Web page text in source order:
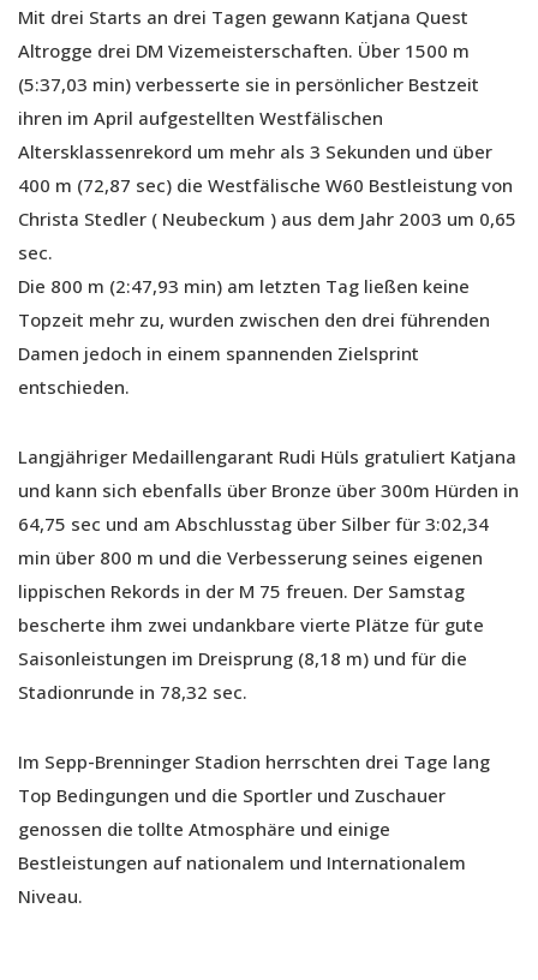
Mit drei Starts an drei Tagen gewann Katjana Quest
Altrogge drei DM Vizemeisterschaften. Über 1500 m
(5:37,03 min) verbesserte sie in persönlicher Bestzeit
ihren im April aufgestellten Westfälischen
Altersklassenrekord um mehr als 3 Sekunden und über
400 m (72,87 sec) die Westfälische W60 Bestleistung von
Christa Stedler ( Neubeckum ) aus dem Jahr 2003 um 0,65
sec.
Die 800 m (2:47,93 min) am letzten Tag ließen keine
Topzeit mehr zu, wurden zwischen den drei führenden
Damen jedoch in einem spannenden Zielsprint
entschieden.
Langjähriger Medaillengarant Rudi Hüls gratuliert Katjana
und kann sich ebenfalls über Bronze über 300m Hürden in
64,75 sec und am Abschlusstag über Silber für 3:02,34
min über 800 m und die Verbesserung seines eigenen
lippischen Rekords in der M 75 freuen. Der Samstag
bescherte ihm zwei undankbare vierte Plätze für gute
Saisonleistungen im Dreisprung (8,18 m) und für die
Stadionrunde in 78,32 sec.
Im Sepp-Brenninger Stadion herrschten drei Tage lang
Top Bedingungen und die Sportler und Zuschauer
genossen die tollte Atmosphäre und einige
Bestleistungen auf nationalem und Internationalem
Niveau.